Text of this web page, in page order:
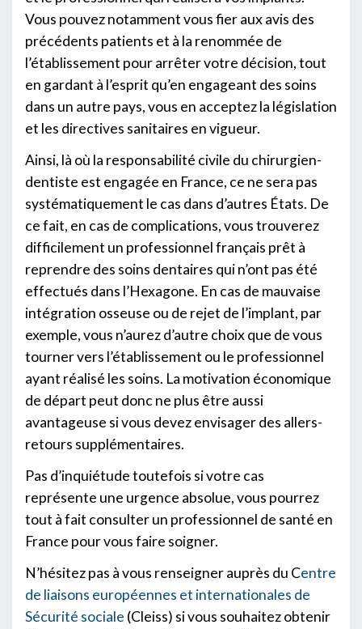
Vous pouvez notamment vous fier aux avis des
précédents patients et à la renommée de
l’établissement pour arrêter votre décision, tout
en gardant à l’esprit qu’en engageant des soins
dans un autre pays, vous en acceptez la législation
et les directives sanitaires en vigueur.
Ainsi, là où la responsabilité civile du chirurgien-
dentiste est engagée en France, ce ne sera pas
systématiquement le cas dans d’autres États. De
ce fait, en cas de complications, vous trouverez
difficilement un professionnel français prêt à
reprendre des soins dentaires qui n’ont pas été
effectués dans l’Hexagone. En cas de mauvaise
intégration osseuse ou de rejet de l’implant, par
exemple, vous n’aurez d’autre choix que de vous
tourner vers l’établissement ou le professionnel
ayant réalisé les soins. La motivation économique
de départ peut donc ne plus être aussi
avantageuse si vous devez envisager des allers-
retours supplémentaires.
Pas d’inquiétude toutefois si votre cas
représente une urgence absolue, vous pourrez
tout à fait consulter un professionnel de santé en
France pour vous faire soigner.
N’hésitez pas à vous renseigner auprès du Centre
de liaisons européennes et internationales de
Sécurité sociale (Cleiss) si vous souhaitez obtenir